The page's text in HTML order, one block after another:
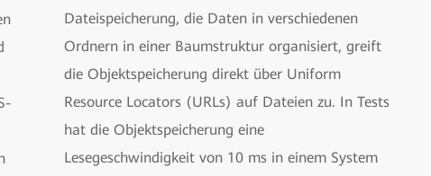
Dateispeicherung, die Daten in verschiedenen
Ordnern in einer Baumstruktur organisiert, greift
die Objektspeicherung direkt über Uniform
Resource Locators (URLs) auf Dateien zu. In Tests
hat die Objektspeicherung eine
Lesegeschwindigkeit von 10 ms in einem System